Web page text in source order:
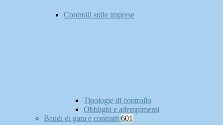
Controlli sulle imprese
Tipologie di controllo
Obblighi e adempimenti
Bandi di gara e contratti 601